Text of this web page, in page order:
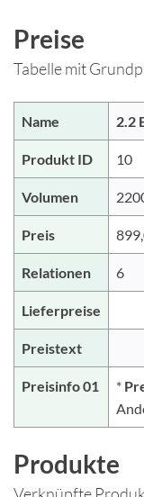
Preise
Tabelle mit
Name 2.2
Produkt ID 10
Volumen
Preis
Relationen 6
Lieferpreise
Preistext
Preisinfo 01 *
Produkte